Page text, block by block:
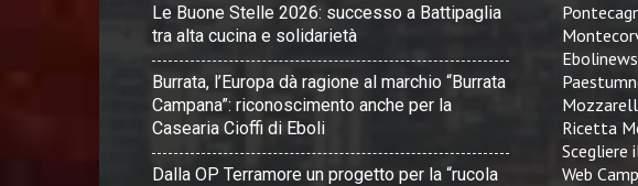
Le Buone Stelle 2026: successo a Battipaglia
tra alta cucina e solidarietà
Burrata, l’Europa dà ragione al marchio “Burrata
Campana”: riconoscimento anche per la
Casearia Cioffi di Eboli
Dalla OP Terramore un progetto per la “rucola
Ebolinews
Ricetta
Scegliere
Web